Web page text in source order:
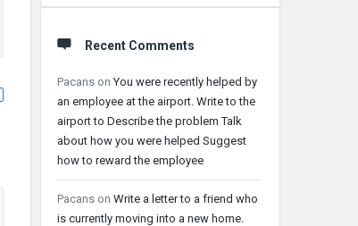
Recent Comments
Pacans onYou were recently helped by
an employee at the airport. Write to the
airport to Describe the problem Talk
about how you were helped Suggest
how to reward the employee
Pacans on Write a letter to a friend who
is currently moving into a new home.